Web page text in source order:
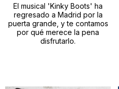
El musical 'Kinky Boots' ha
regresado a Madrid por la
puerta grande, y te contamos
por qué merece la pena
disfrutarlo.